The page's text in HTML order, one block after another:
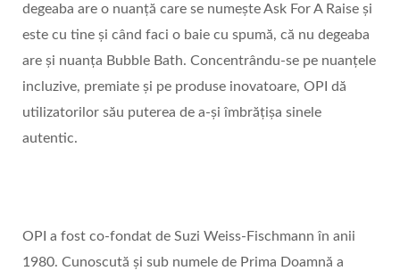
degeaba are o nuanță care se numește Ask For A Raise și
este cu tine și când faci o baie cu spumă, că nu degeaba
are și nuanța Bubble Bath. Concentrându-se pe nuanțele
incluzive, premiate și pe produse inovatoare, OPI dă
utilizatorilor său puterea de a-și îmbrățișa sinele
autentic.
OPI a fost co-fondat de Suzi Weiss-Fischmann în anii
1980. Cunoscută și sub numele de Prima Doamnă a